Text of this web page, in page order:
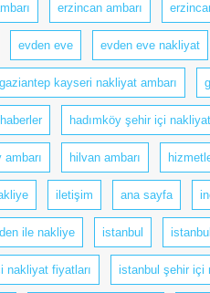
erzincan ambarı
evden eve evden eve nakliyat
gaziantep kayseri nakliyat ambarı
haberler hadımköy şehir içi nakliyat
ambarı hilvan ambarı
iletişim ana sayfa
ile nakliye istanbul
nakliyat fiyatları istanbul şehir içi